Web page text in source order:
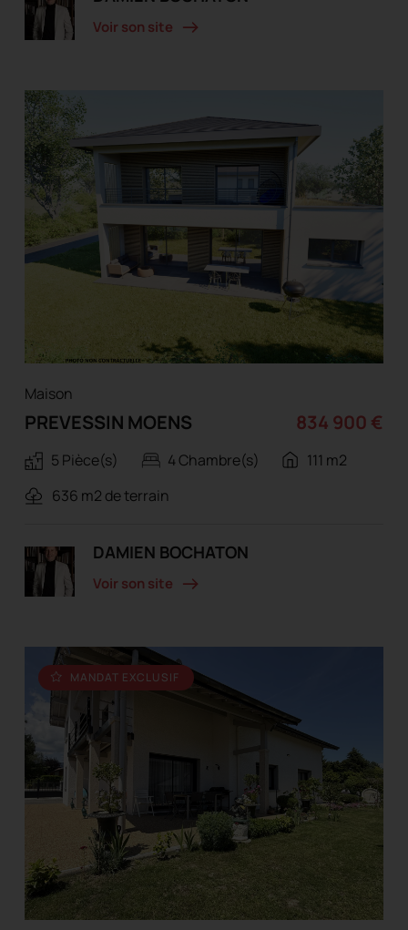
Voir son site
Maison
PREVESSIN MOENS 834 900 €
5 Pièce(s) 4 Chambre(s)
111 m2
636 m2 de terrain
DAMIEN BOCHATON
Voir son site
MANDAT EXCLUSIF